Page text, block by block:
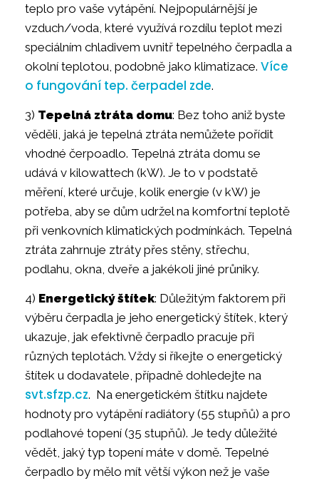
teplo pro vaše vytápění. Nejpopulárnější je
vzduch/voda, které využívá rozdílu teplot mezi
speciálním chladivem uvnitř tepelného čerpadla a
okolní teplotou, podobně jako klimatizace. Více
o fungování tep. čerpadel zde.
3) Tepelná ztráta domu: Bez toho aniž byste
věděli, jaká je tepelná ztráta nemůžete pořídit
vhodné čerpoadlo. Tepelná ztráta domu se
udává v kilowattech (kW). Je to v podstatě
měření, které určuje, kolik energie (v kW) je
potřeba, aby se dům udržel na komfortní teplotě
při venkovních klimatických podmínkách. Tepelná
ztráta zahrnuje ztráty přes stěny, střechu,
podlahu, okna, dveře a jakékoli jiné průniky.
4) Energetický štítek: Důležitým faktorem při
výběru čerpadla je jeho energetický štítek, který
ukazuje, jak efektivně čerpadlo pracuje při
různých teplotách. Vždy si říkejte o energetický
štítek u dodavatele, případně dohledejte na
svt.sfzp.cz. Na energetickém štítku najdete
hodnoty pro vytápění radiátory (55 stupňů) a pro
podlahové topení (35 stupňů). Je tedy důležité
vědět, jaký typ topení máte v domě. Tepelné
čerpadlo by mělo mít větší výkon než je vaše